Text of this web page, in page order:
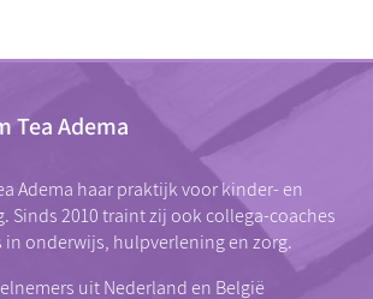
Tea Adema
Adema haar praktijk voor kinder- en
Sinds 2010 traint zij ook collega-coaches
onderwijs, hulpverlening en zorg.
uit Nederland en België